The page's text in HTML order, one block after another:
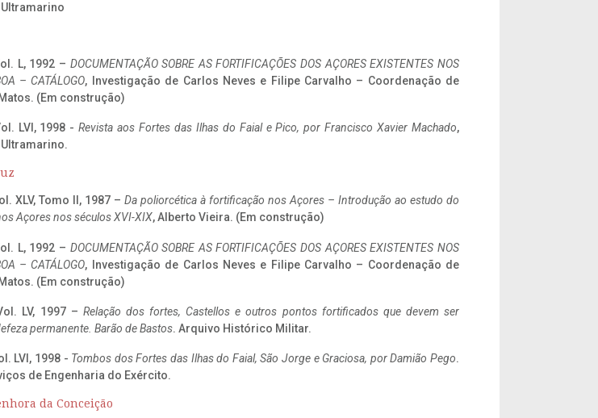
L, 1992 – DOCUMENTAÇÃO SOBRE AS FORTIFICAÇÕES DOS AÇORES EXISTENTES NOS
– CATÁLOGO, Investigação de Carlos Neves e Filipe Carvalho – Coordenação de
(Em construção)
LVI, 1998 -Revista aos Fortes das Ilhas do Faial e Pico, por Francisco Xavier Machado,
XLV, Tomo II, 1987 – Da poliorcética à fortificação nos Açores – Introdução ao estudo do
Açores nos séculos XVI-XIX, Alberto Vieira. (Em construção)
L, 1992 – DOCUMENTAÇÃO SOBRE AS FORTIFICAÇÕES DOS AÇORES EXISTENTES NOS
– CATÁLOGO, Investigação de Carlos Neves e Filipe Carvalho – Coordenação de
(Em construção)
LV, 1997 – Relação dos fortes, Castellos e outros pontos fortificados que devem ser
permanente. Barão de Bastos. Arquivo Histórico Militar.
LVI, 1998 - Tombos dos Fortes das Ilhas do Faial, São Jorge e Graciosa, por Damião Pego.
de Engenharia do Exército.
da Conceição